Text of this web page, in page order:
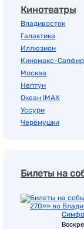
Кинотеатры
Владивосток
Галактика
Иллюзион
Киномакс-Сапфир
Москва
Нептун
Океан IMAX
Уссури
Черёмушки
Билеты на